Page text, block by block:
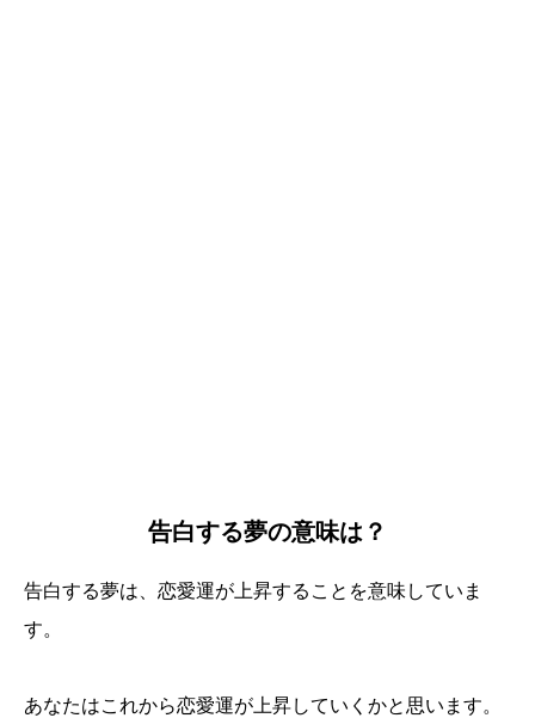
告白する夢の意味は？
告白する夢は、恋愛運が上昇することを意味していま
す。
あなたはこれから恋愛運が上昇していくかと思います。